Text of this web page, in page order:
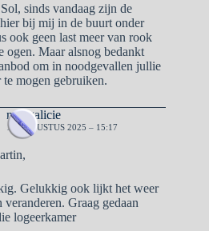
sinds vandaag zijn de
bij mij in de buurt onder
ook geen last meer van rook
ogen. Maar alsnog bedankt
om in noodgevallen jullie
te mogen gebruiken.
naargalicie
19 AUGUSTUS 2025 – 15:17
Gelukkig ook lijkt het weer
veranderen. Graag gedaan
logeerkamer